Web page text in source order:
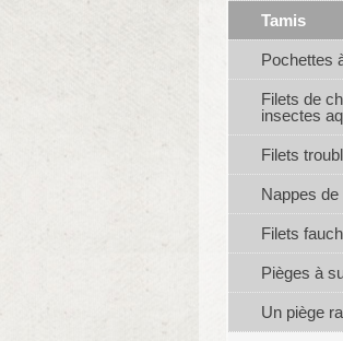
Tamis
Pochettes
Filets de
insectes
Filets
Nappes de
Filets
Pièges à
Un piège